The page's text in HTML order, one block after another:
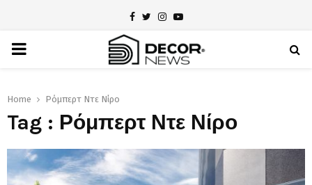
Facebook
TwitterInstagram
Youtube
PRIMARY
Home Ρόμπερτ Ντε Νίρο
Tag : Ρόμπερτ Ντε Νίρο